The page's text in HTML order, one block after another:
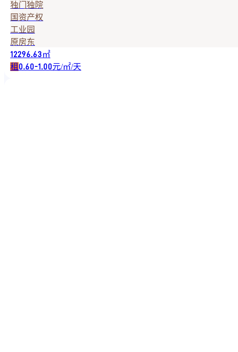
独门独院
国资产权
工业园
原房东
12296.63㎡
租 0.60-1.00元/㎡/天